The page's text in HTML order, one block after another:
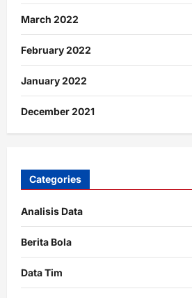
March 2022
February 2022
January 2022
December 2021
Categories
Analisis Data
Berita Bola
Data Tim